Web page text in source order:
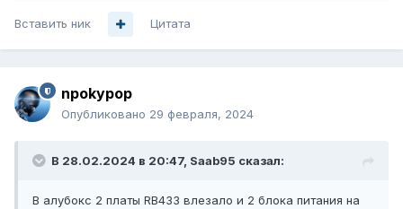
Вставить ник Цитата
npokypop
Опубликовано 29 февраля, 2024
В 28.02.2024 в 20:47, Saab95 сказал:
В алубокс 2 платы RB433 влезало и 2 блока питания на